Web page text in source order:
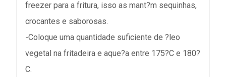
freezer para a fritura, isso as mant?m sequinhas,
crocantes e saborosas.
-Coloque uma quantidade suficiente de ?leo
vegetal na fritadeira e aque?a entre 175?C e 180?
C.